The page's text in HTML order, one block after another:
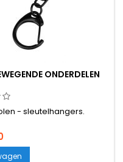
ONDERDELEN
- sleutelhangers.